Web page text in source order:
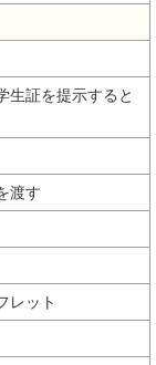
生証を提示すると
渡す
レット